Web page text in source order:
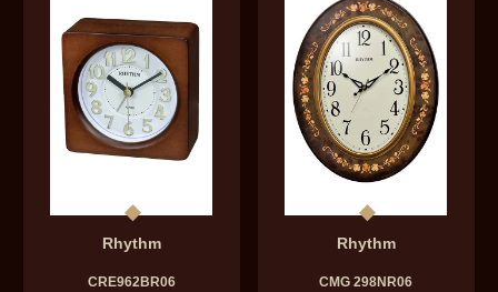
Rhythm
CRE962BR06
Rhythm
CMG 298NR06